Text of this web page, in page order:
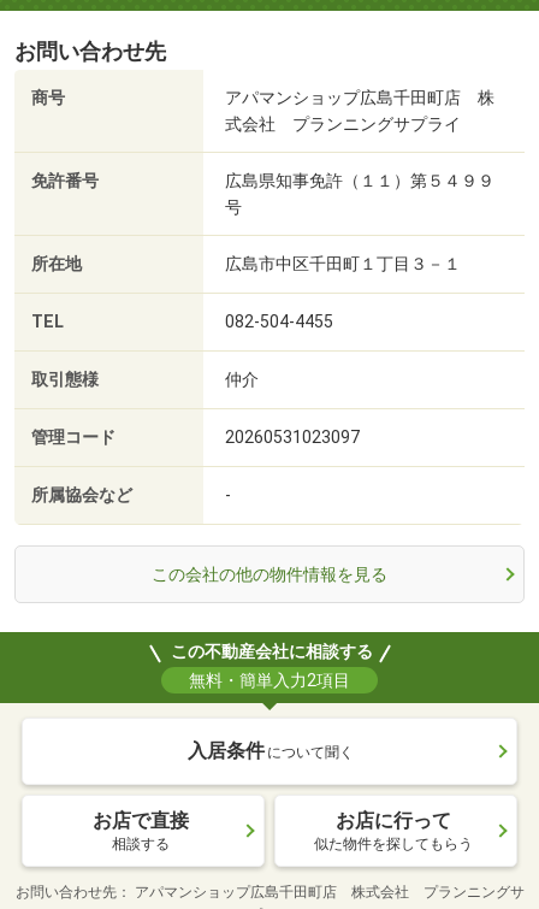
お問い合わせ先
商号
アパマンショップ広島千田町店 株
式会社 プランニングサプライ
免許番号
広島県知事免許（１１）第５４９９
号
所在地 広島市中区千田町１丁目３－１
TEL 082-504-4455
取引態様 仲介
管理コード 20260531023097
所属協会など -
この会社の他の物件情報を見る
この不動産会社に相談する
無料・簡単入力2項目
入居条件 について聞く
お店で直接
相談する
お店に行って
似た物件を探してもらう
お問い合わせ先
アパマンショップ広島千田町店 株式会社 プランニングサ